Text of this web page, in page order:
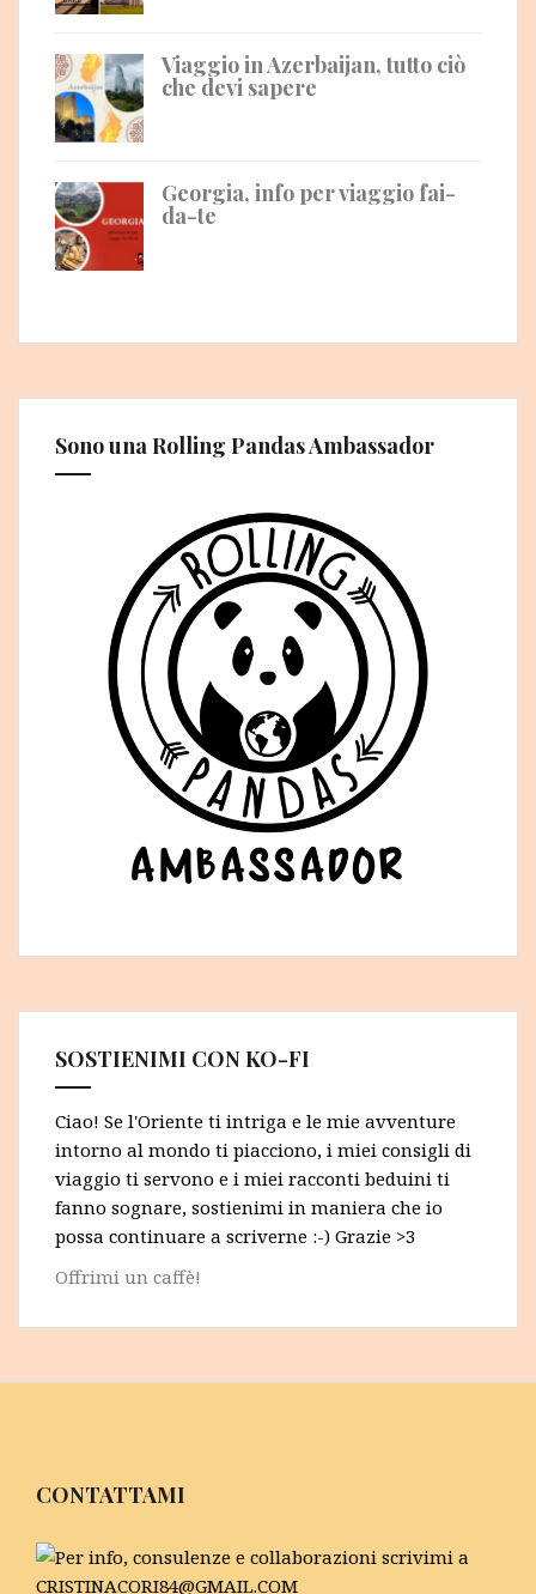
Viaggio in Azerbaijan, tutto ciò
che devi sapere
Georgia, info per viaggio fai-
da-te
Sono una Rolling Pandas Ambassador
SOSTIENIMI CON KO-FI
Ciao! Se l'Oriente ti intriga e le mie avventure
intorno al mondo ti piacciono, i miei consigli di
viaggio ti servono e i miei racconti beduini ti
fanno sognare, sostienimi in maniera che io
possa continuare a scriverne :-) Grazie >3
Offrimi un caffè!
CONTATTAMI